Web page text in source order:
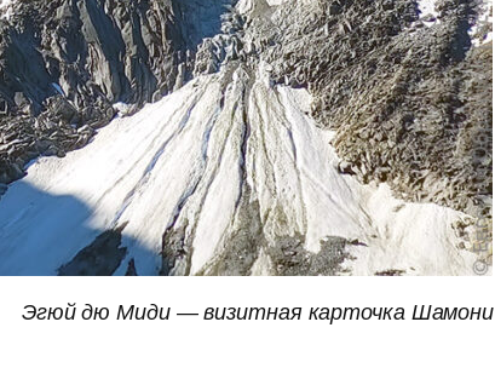
Эгюй дю Миди — визитная карточка Шамони